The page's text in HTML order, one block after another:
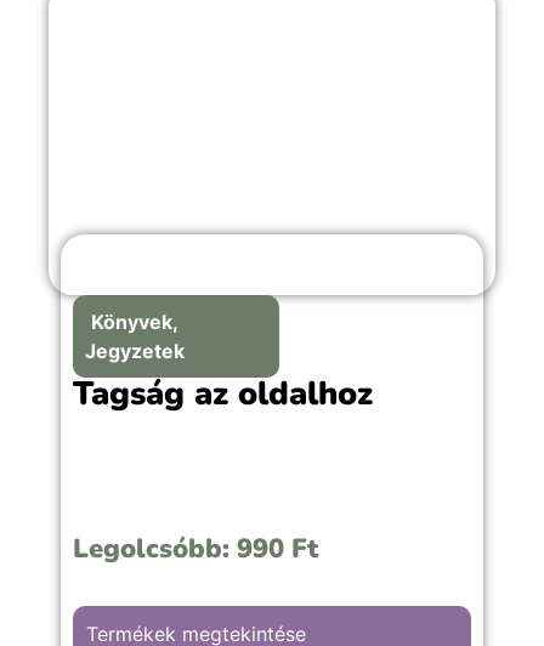
Könyvek,
Jegyzetek
Tagság az oldalhoz
Legolcsóbb: 990 Ft
Termékek megtekintése